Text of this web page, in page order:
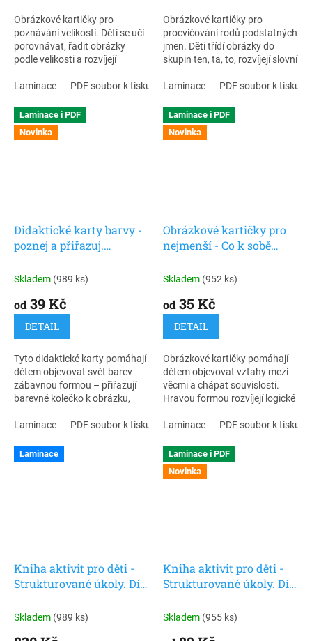
Obrázkové kartičky pro
poznávání velikostí. Děti se učí
porovnávat, řadit obrázky
podle velikosti a rozvíjejí
střední a velký. Vhodné pro
předškoláky, děti s autismem i
děti s opožděným vývojem řeči.
Laminace PDF soubor k tisku
Obrázkové kartičky pro
procvičování rodů podstatných
jmen. Děti třídí obrázky do
skupin ten, ta, to, rozvíjejí slovní
správné používání slov.
Laminace PDF soubor k tisku
Laminace i PDF
Novinka
Didaktické karty barvy -
poznej a přiřazuj.
pro děti. 30 ks karet.
Skladem (989 ks)
od 39 Kč
DETAIL
Tyto didaktické karty pomáhají
dětem objevovat svět barev
zábavnou formou – přiřazují
barevné kolečko k obrázku,
trénují tak pozornost, logické
myšlení i schopnost
soustředění. Inspirováno
Montessori pedagogikou,
Laminace PDF soubor k tisku
Laminace i PDF
Novinka
Obrázkové kartičky pro
nejmenší - Co k sobě
Skladem (952 ks)
od 35 Kč
DETAIL
Obrázkové kartičky pomáhají
dětem objevovat vztahy mezi
věcmi a chápat souvislosti.
Hravou formou rozvíjejí logické
porozumění světu kolem sebe.
Laminace PDF soubor k tisku
Laminace
Kniha aktivit pro děti -
Strukturované úkoly. Díl
Skladem (989 ks)
Laminace i PDF
Novinka
Kniha aktivit pro děti -
Strukturované úkoly. Díl
Skladem (955 ks)